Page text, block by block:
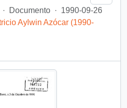
· Documento · 1990-09-26
Aylwin Azócar (1990-